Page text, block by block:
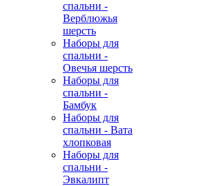
спальни -
Верблюжья
шерсть
Наборы для
спальни -
Овечья шерсть
Наборы для
спальни -
Бамбук
Наборы для
спальни - Вата
хлопковая
Наборы для
спальни -
Эвкалипт